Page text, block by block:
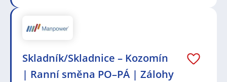
Skladník/Skladnice – Kozomín
| Ranní směna PO–PÁ | Zálohy